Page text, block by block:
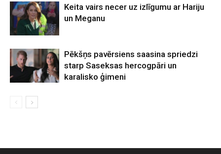
Keita vairs necer uz izlīgumu ar Hariju
un Meganu
Pēkšņs pavērsiens saasina spriedzi
starp Saseksas hercogpāri un
karalisko ģimeni